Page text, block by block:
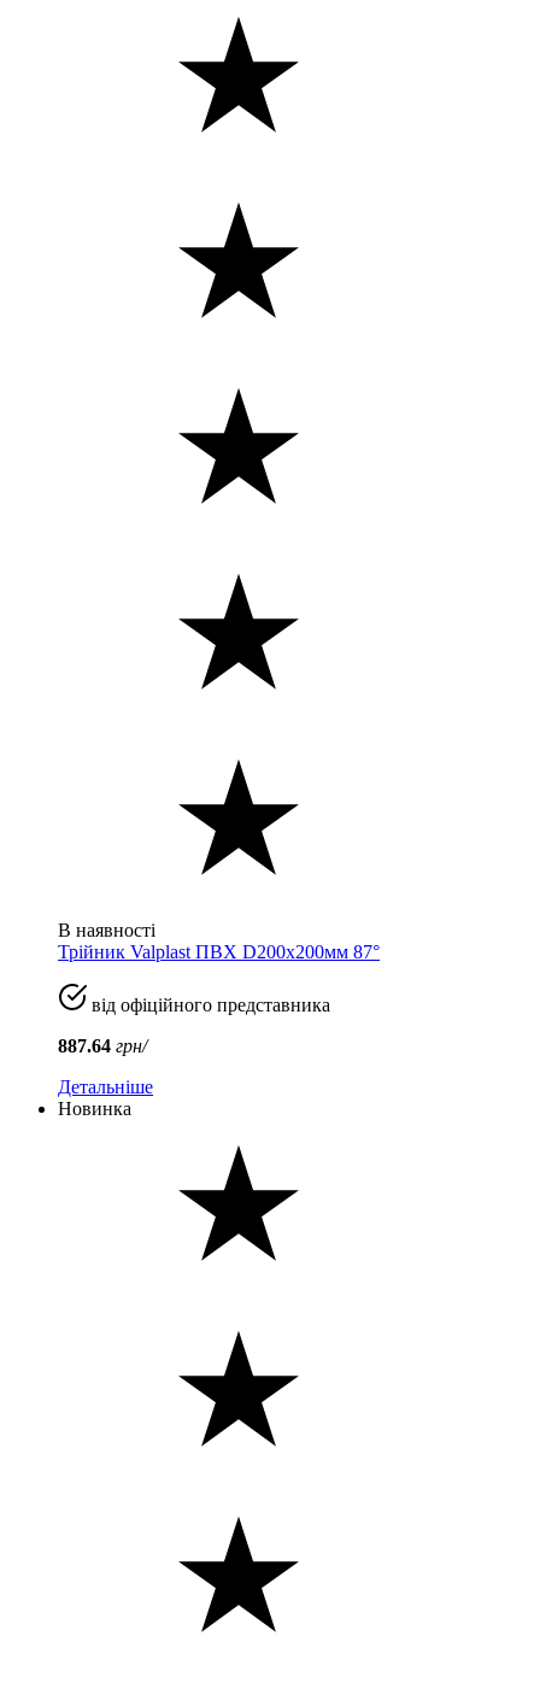
В наявності
Трійник Valplast ПВХ D200x200мм 87°
від офіційного представника
887.64 грн/
Детальніше
Новинка